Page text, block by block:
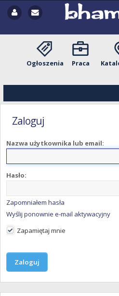
Ogłoszenia Praca
Zaloguj
Nazwa użytkownika lub email:
Hasło:
Zapomniałem hasła
Wyślij ponownie e-mail aktywacyjny
Zapamiętaj mnie